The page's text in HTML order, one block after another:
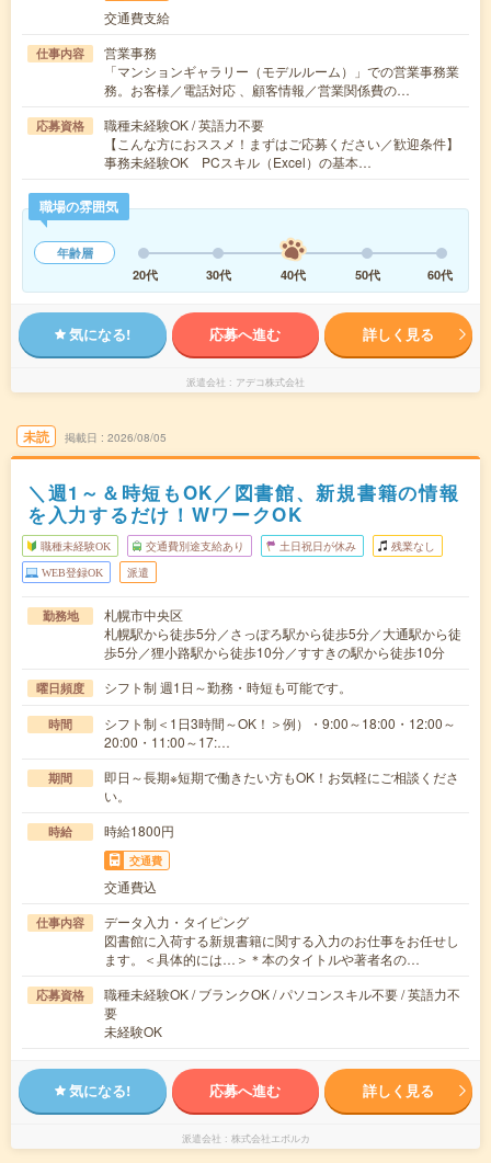
交通費支給
仕事内容
営業事務
「マンションギャラリー（モデルルーム）」での営業事務業
務。お客様／電話対応 、顧客情報／営業関係費の…
応募資格
職種未経験OK / 英語力不要
【こんな方におススメ！まずはご応募ください／歓迎条件】
事務未経験OK PCスキル（Excel）の基本…
職場の雰囲気
年齢層
20代
30代 40代 50代 60代
気になる! 応募へ進む 詳しく見る
派遣会社 アデコ株式会社
未読 掲載日 2026/08/05
＼週1～＆時短もOK／図書館、新規書籍の情報
を入力するだけ！WワークOK
職種未経験OK 交通費別途支給あり 土日祝日が休み 残業なし
WEB登録OK 派遣
勤務地
札幌市中央区
札幌駅から徒歩5分／さっぽろ駅から徒歩5分／大通駅から徒
歩5分／狸小路駅から徒歩10分／すすきの駅から徒歩10分
曜日頻度 シフト制 週1日～勤務・時短も可能です。
時間
シフト制＜1日3時間～OK！＞例）・9:00～18:00・12:00～
20:00・11:00～17:…
期間
即日～長期※短期で働きたい方もOK！お気軽にご相談くださ
い。
時給 時給1800円
交通費
交通費込
仕事内容
データ入力・タイピング
図書館に入荷する新規書籍に関する入力のお仕事をお任せし
ます。＜具体的には…＞＊本のタイトルや著者名の…
応募資格
職種未経験OK / ブランクOK / パソコンスキル不要 / 英語力不
要
未経験OK
気になる! 応募へ進む 詳しく見る
派遣会社 株式会社エボルカ